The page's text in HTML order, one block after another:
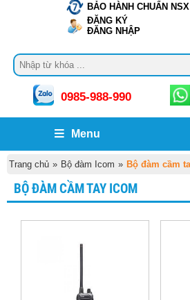
BẢO HÀNH CHUẨN NSX
ĐĂNG KÝ
ĐĂNG NHẬP
0985-988-990
Menu
Trang chủ » Bộ đàm Icom » Bộ đàm cầm
BỘ ĐÀM CẦM TAY ICOM